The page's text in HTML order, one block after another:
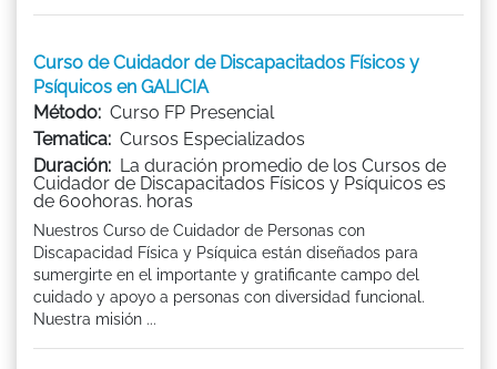
Curso de Cuidador de Discapacitados Físicos y
Psíquicos en GALICIA
Método: Curso FP Presencial
Tematica: Cursos Especializados
Duración: La duración promedio de los Cursos de
Cuidador de Discapacitados Físicos y Psíquicos es
de 600horas. horas
Nuestros Curso de Cuidador de Personas con
Discapacidad Física y Psíquica están diseñados para
sumergirte en el importante y gratificante campo del
cuidado y apoyo a personas con diversidad funcional.
Nuestra misión ...